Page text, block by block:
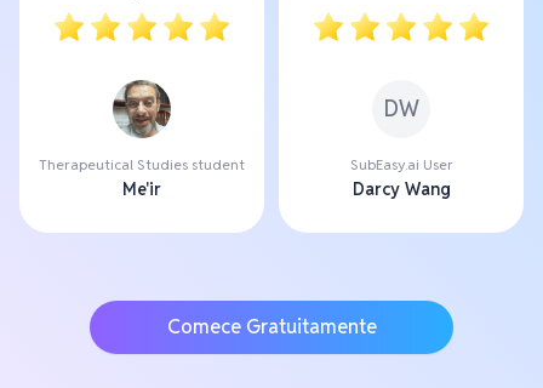
Therapeutical Studies student
Me'ir
DW
SubEasy.ai User
Darcy Wang
Comece Gratuitamente